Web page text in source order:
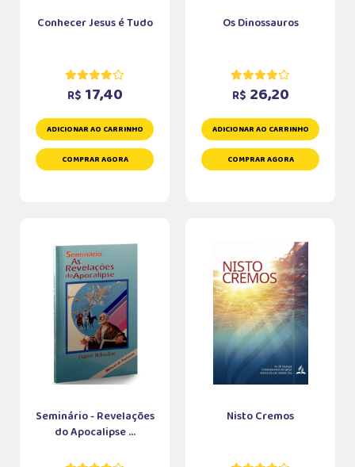
Conhecer Jesus é Tudo
R$ 17,40
ADICIONAR AO CARRINHO
COMPRAR AGORA
Os Dinossauros
R$ 26,20
ADICIONAR AO CARRINHO
COMPRAR AGORA
Seminário - Revelações
do Apocalipse ...
Nisto Cremos